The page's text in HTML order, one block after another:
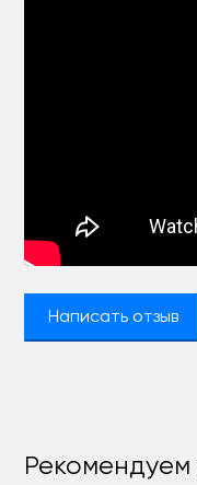
Написать отзыв
Рекомендуем